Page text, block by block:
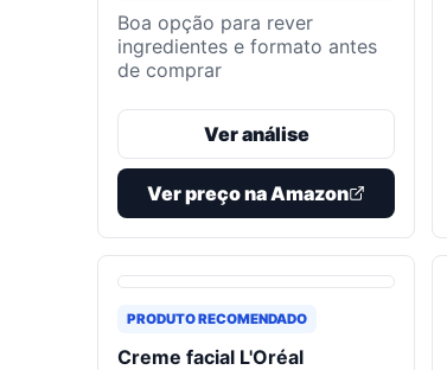
Boa opção para rever
ingredientes e formato antes
de comprar
Ver análise
Ver preço na Amazon
PRODUTO RECOMENDADO
Creme facial L'Oréal